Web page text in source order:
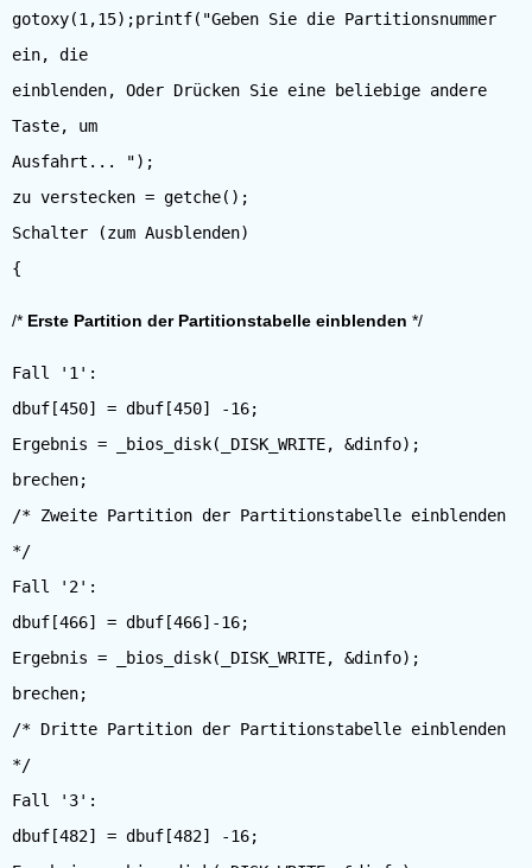
gotoxy(1,15);printf("Geben Sie die Partitionsnummer
ein, die
einblenden, Oder Drücken Sie eine beliebige andere
Taste, um
Ausfahrt... ");
zu verstecken = getche();
Schalter (zum Ausblenden)
/* Erste Partition der Partitionstabelle einblenden */
Fall '1':
dbuf[450] = dbuf[450] -16;
Ergebnis = _bios_disk(_DISK_WRITE, &dinfo);
brechen;
/* Zweite Partition der Partitionstabelle einblenden
*/
Fall '2':
dbuf[466] = dbuf[466]-16;
Ergebnis = _bios_disk(_DISK_WRITE, &dinfo);
brechen;
/* Dritte Partition der Partitionstabelle einblenden
*/
Fall '3':
dbuf[482] = dbuf[482] -16;